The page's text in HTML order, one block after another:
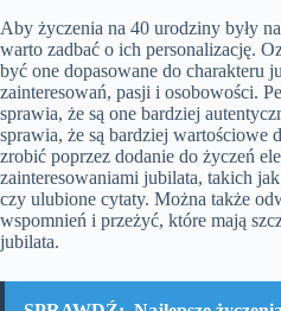
Aby życzenia na 40 urodziny były
warto zadbać o ich personalizację.
być one dopasowane do charakteru
zainteresowań, pasji i osobowości.
sprawia, że są one bardziej
sprawia, że są bardziej wartościowe
zrobić poprzez dodanie do życzeń
zainteresowaniami jubilata, takich
czy ulubione cytaty. Można także
wspomnień i przeżyć, które mają
jubilata.